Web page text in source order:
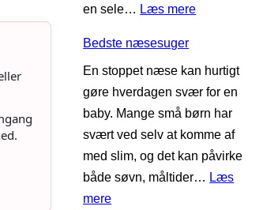
r
n
a
i
d
i
t
e
t
s
t
en sele… Læs mere:
d
s
t
e
b
a
Bedste næsesuger
En stoppet næse kan hurtigt
gøre hverdagen svær for en
baby. Mange små børn har
svært ved selv at komme af
med slim, og det kan påvirke
både søvn, måltider… Læs
mere: